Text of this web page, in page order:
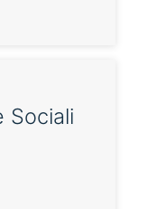
Sociali